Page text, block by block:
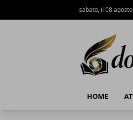
sabato, il 08
HOME